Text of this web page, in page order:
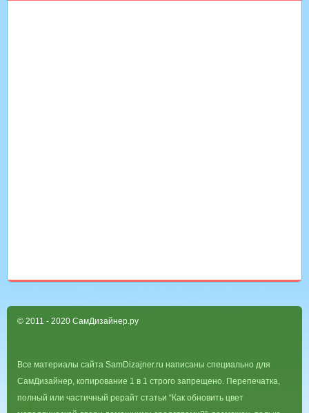
© 2011 - 2020 СамДизайнер.ру
Все материалы сайта SamDizajner.ru написаны специально для
СамДизайнер, копирование 1 в 1 строго запрещено. Перепечатка,
полный или частичный рерайт статьи “Как обновить цвет